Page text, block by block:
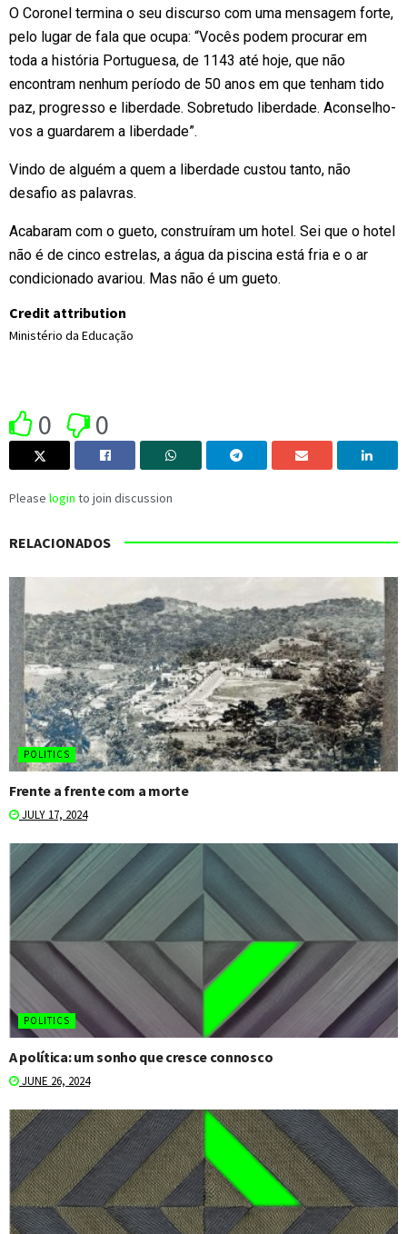
O Coronel termina o seu discurso com uma mensagem forte,
pelo lugar de fala que ocupa: “Vocês podem procurar em
toda a história Portuguesa, de 1143 até hoje, que não
encontram nenhum período de 50 anos em que tenham tido
paz, progresso e liberdade. Sobretudo liberdade. Aconselho-
vos a guardarem a liberdade”.
Vindo de alguém a quem a liberdade custou tanto, não
desafio as palavras.
Acabaram com o gueto, construíram um hotel. Sei que o hotel
não é de cinco estrelas, a água da piscina está fria e o ar
condicionado avariou. Mas não é um gueto.
Credit attribution
Ministério da Educação
0 0
Please login to join discussion
RELACIONADOS
POLITICS
Frente a frente com a morte
JULY 17, 2024
POLITICS
A política: um sonho que cresce connosco
JUNE 26, 2024